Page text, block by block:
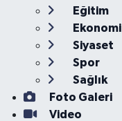
Eğitim
Ekonomi
Siyaset
Spor
Sağlık
Foto Galeri
Video